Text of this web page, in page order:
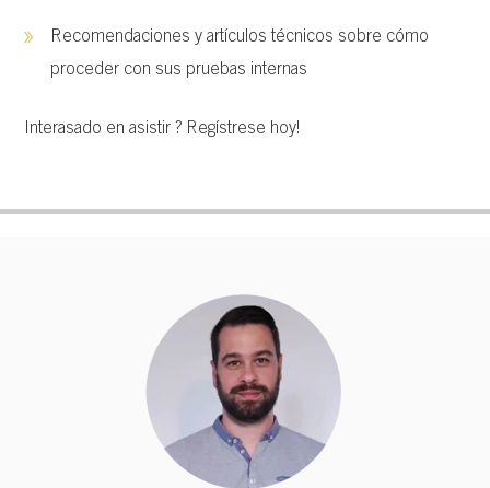
Recomendaciones y artículos técnicos sobre cómo
proceder con sus pruebas internas
Interasado en asistir ? Regístrese hoy!